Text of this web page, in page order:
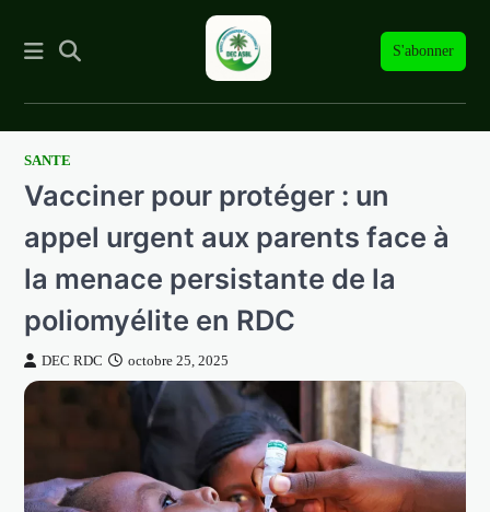
S'abonner
SkipSANTE
Vacciner pour protéger : un
appel urgent aux parents face à
la menace persistante de la
poliomyélite en RDC
DEC RDC octobre 25, 2025